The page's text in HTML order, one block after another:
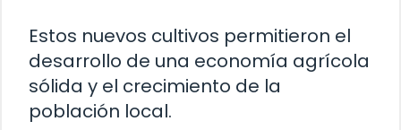
Estos nuevos cultivos permitieron el
desarrollo de una economía agrícola
sólida y el crecimiento de la
población local.